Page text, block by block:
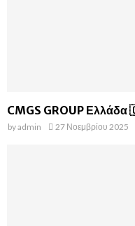
CMGS GROUP
byadmin 27 Νοεμβρίου 2025